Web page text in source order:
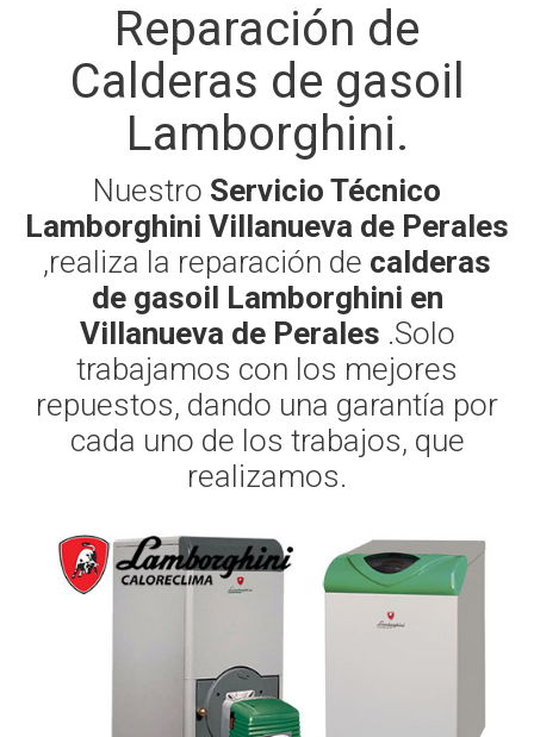
Reparación de
Calderas de gasoil
Lamborghini.
Nuestro Servicio Técnico
Lamborghini Villanueva de Perales
,realiza la reparación de calderas
de gasoil Lamborghini en
Villanueva de Perales .Solo
trabajamos con los mejores
repuestos, dando una garantía por
cada uno de los trabajos, que
realizamos.